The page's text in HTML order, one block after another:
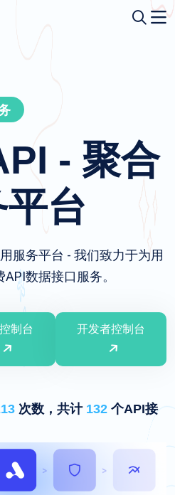
- 聚合
台
服务平台 - 我们致力于为用
数据接口服务。
制台 开发者控制台
次数，共计 132 个API接